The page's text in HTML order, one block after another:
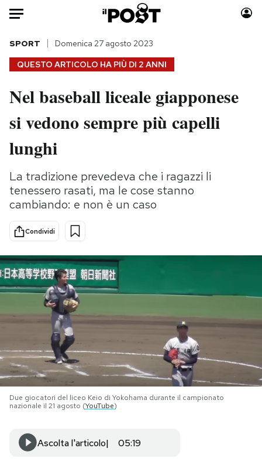
Auto
HOME
Italia
Politica
Tecnologia
Scienza
Cultura
Sport
Moda
Libri
Consumismi
Media
PODCAST
NEWSLETTER
I MIEI PREFERITI
SHOP
CALENDARIO
QUESTO ARTICOLO HA PIÙ DI 2 ANNI
SPORT Domenica 27 agosto 2023
Nel baseball liceale giapponese
si vedono sempre più capelli
lunghi
La tradizione prevedeva che i ragazzi li
tenessero rasati, ma le cose stanno
cambiando: e non è un caso
Condividi
Due giocatori del liceo Keio di Yokohama durante il campionato
nazionale il 21 agosto (YouTube)
Ascolta l'articolo 05:19